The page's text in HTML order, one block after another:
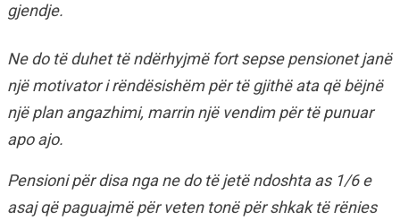
gjendje.
Ne do të duhet të ndërhyjmë fort sepse pensionet janë
një motivator i rëndësishëm për të gjithë ata që bëjnë
një plan angazhimi, marrin një vendim për të punuar
apo ajo.
Pensioni për disa nga ne do të jetë ndoshta as 1/6 e
asaj që paguajmë për veten tonë për shkak të rënies